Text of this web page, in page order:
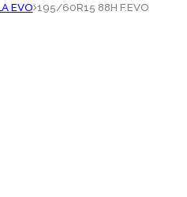
EVO 195/60R15 88H F.EVO